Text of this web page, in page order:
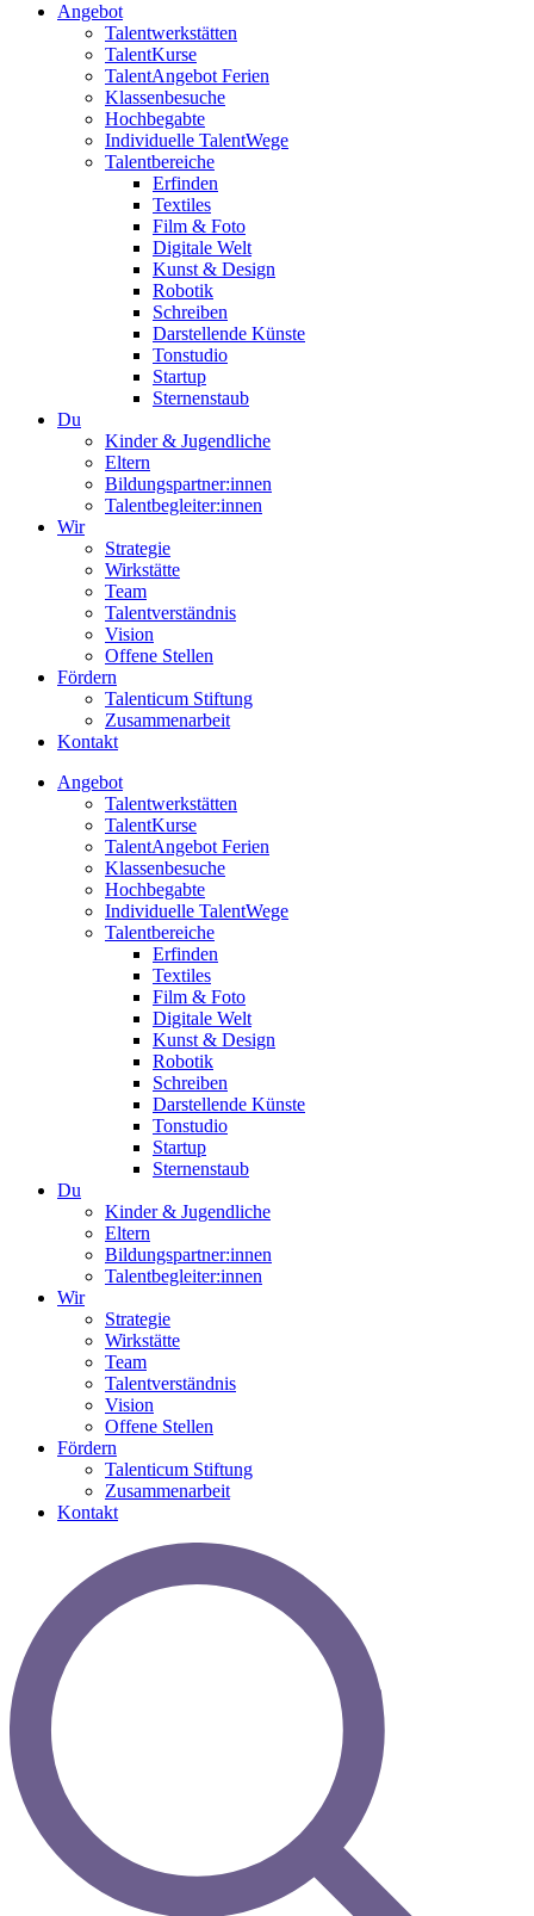
Angebot
Talentwerkstätten
TalentKurse
TalentAngebot Ferien
Klassenbesuche
Hochbegabte
Individuelle TalentWege
Talentbereiche
Erfinden
Textiles
Film & Foto
Digitale Welt
Kunst & Design
Robotik
Schreiben
Darstellende Künste
Tonstudio
Startup
Sternenstaub
Du
Kinder & Jugendliche
Eltern
Bildungspartner:innen
Talentbegleiter:innen
Wir
Strategie
Wirkstätte
Team
Talentverständnis
Vision
Offene Stellen
Fördern
Talenticum Stiftung
Zusammenarbeit
Kontakt
Angebot
Talentwerkstätten
TalentKurse
TalentAngebot Ferien
Klassenbesuche
Hochbegabte
Individuelle TalentWege
Talentbereiche
Erfinden
Textiles
Film & Foto
Digitale Welt
Kunst & Design
Robotik
Schreiben
Darstellende Künste
Tonstudio
Startup
Sternenstaub
Du
Kinder & Jugendliche
Eltern
Bildungspartner:innen
Talentbegleiter:innen
Wir
Strategie
Wirkstätte
Team
Talentverständnis
Vision
Offene Stellen
Fördern
Talenticum Stiftung
Zusammenarbeit
Kontakt